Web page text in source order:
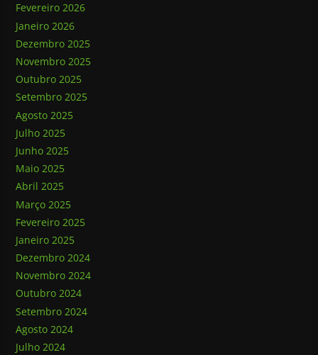
Fevereiro 2026
Janeiro 2026
Dezembro 2025
Novembro 2025
Outubro 2025
Setembro 2025
Agosto 2025
Julho 2025
Junho 2025
Maio 2025
Abril 2025
Março 2025
Fevereiro 2025
Janeiro 2025
Dezembro 2024
Novembro 2024
Outubro 2024
Setembro 2024
Agosto 2024
Julho 2024